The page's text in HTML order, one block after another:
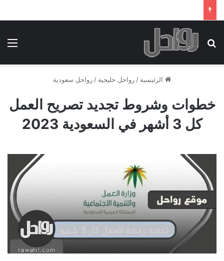
بحث عن
الرئيسية / رواحل خليجية / رواحل سعودية
خطوات وشروط تجديد تصريح العمل
كل 3 أشهر في السعودية 2023